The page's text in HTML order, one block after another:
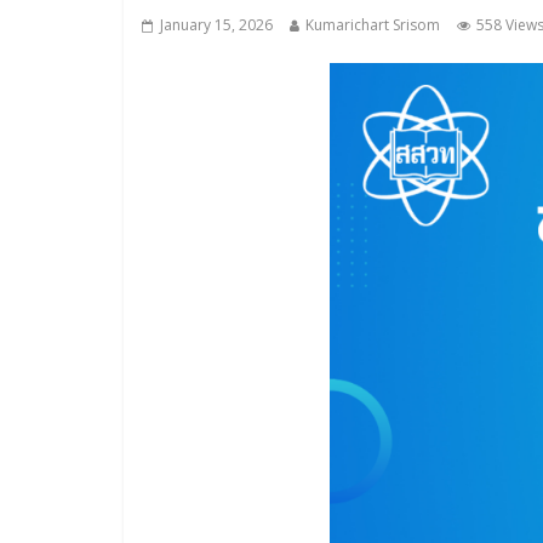
January 15, 2026 Kumarichart Srisom 558 Views